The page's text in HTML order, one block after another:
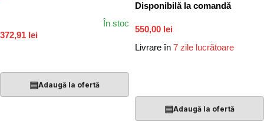
372,91 lei
În stoc
▤Adaugă la ofertă
Disponibilă la comandă
550,00 lei
Livrare în 7 zile lucrătoare
▤Adaugă la ofertă